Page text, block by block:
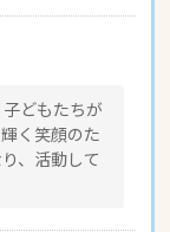
どもたちが
く笑顔のた
、活動して